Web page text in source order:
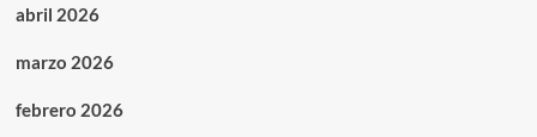
abril 2026
marzo 2026
febrero 2026